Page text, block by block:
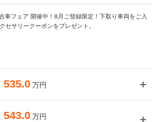
フェア 開催中！8月ご登録限定！下取り車両をご入
セサリークーポンをプレゼント。
535.0 万円
543.0 万円